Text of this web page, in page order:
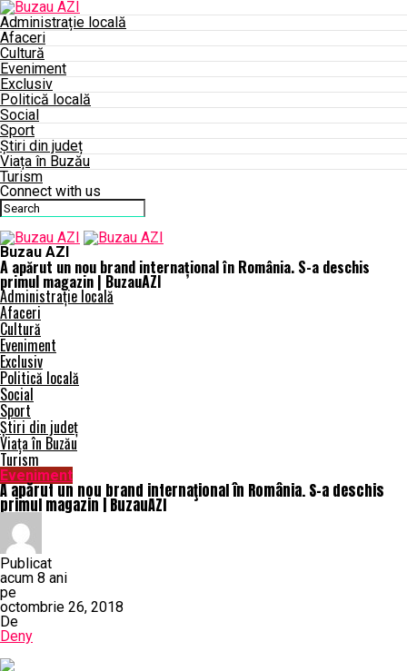
Administrație locală
Afaceri
Cultură
Eveniment
Exclusiv
Politică locală
Social
Sport
Știri din județ
Viața în Buzău
Turism
Connect with us
Buzau AZI
A apărut un nou brand internaţional în România. S-a deschis
primul magazin | BuzauAZI
Administrație locală
Afaceri
Cultură
Eveniment
Exclusiv
Politică locală
Social
Sport
Știri din județ
Viața în Buzău
Turism
Eveniment
A apărut un nou brand internaţional în România. S-a deschis
primul magazin | BuzauAZI
Publicat
acum 8 ani
pe
octombrie 26, 2018
De
Deny